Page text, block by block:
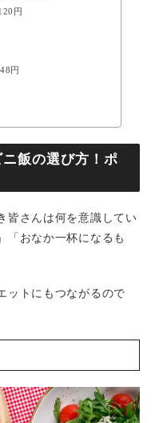
円
円
飯の選び方！ポ
皆さんは何を意識してい
「おなか一杯になるも
ットにもつながるので